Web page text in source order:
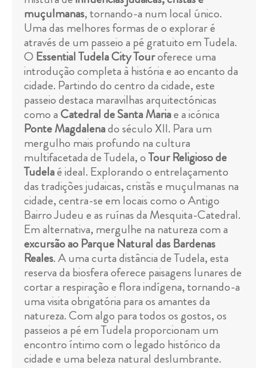
muçulmanas, tornando-a num local único.
Uma das melhores formas de o explorar é
através de um passeio a pé gratuito em Tudela.
O Essential Tudela City Touroferece uma
introdução completa à história e ao encanto da
cidade. Partindo do centro da cidade, este
passeio destaca maravilhas arquitectónicas
como aCatedral de Santa Mariae a icónica
Ponte Magdalenado século XII. Para um
mergulho mais profundo na cultura
multifacetada de Tudela, oTour Religioso de
Tudelaé ideal. Explorando o entrelaçamento
das tradições judaicas, cristãs e muçulmanas na
cidade, centra-se em locais como o Antigo
Bairro Judeu e as ruínas da Mesquita-Catedral.
Em alternativa, mergulhe na natureza com a
excursão ao Parque Natural das Bardenas
Reales. A uma curta distância de Tudela, esta
reserva da biosfera oferece paisagens lunares de
cortar a respiração e flora indígena, tornando-a
uma visita obrigatória para os amantes da
natureza. Com algo para todos os gostos, os
passeios a pé em Tudela proporcionam um
encontro íntimo com o legado histórico da
cidade e uma beleza natural deslumbrante.